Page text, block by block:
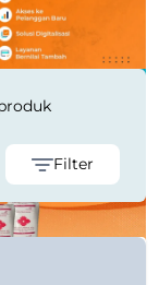
Filter